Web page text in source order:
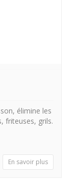
élimine les
friteuses, grils.
En savoir plus